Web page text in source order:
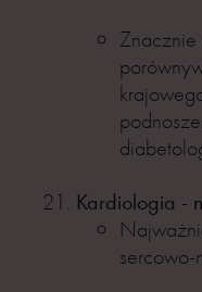
Kardiologia -